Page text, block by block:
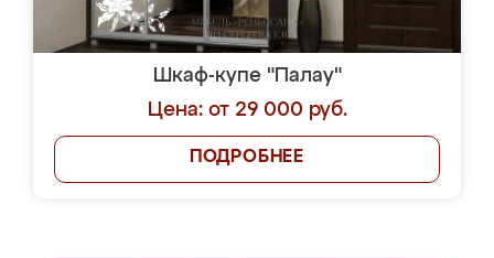
Шкаф-купе "Палау"
Цена: от 29 000 руб.
ПОДРОБНЕЕ